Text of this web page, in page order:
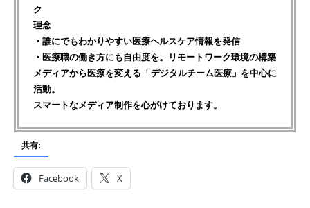
ク
理念
・誰にでもわかりやすい医療ヘルスケア情報を発信
・医療職の働き方にも自由度を。リモートワーク環境の構築
メディアから医療を変える「デジタルチーム医療」を中心に
活動。
スマートなメディア制作を心がけております。
共有:
Facebook X